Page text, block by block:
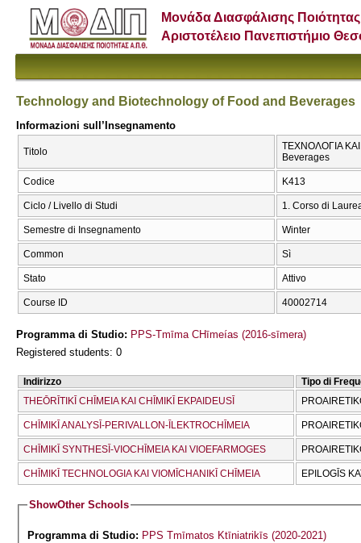
Μονάδα Διασφάλισης Ποιότητας
Αριστοτέλειο Πανεπιστήμιο
Technology and Biotechnology of Food and Beverages
Informazioni sull’Insegnamento
Titolo
ΤΕΧΝΟΛΟΓΙΑ
Beverages
Codice Κ413
Ciclo / Livello di Studi 1. Corso di
Semestre di Insegnamento Winter
Common Sì
Stato Attivo
Course ID 40002714
Programma di Studio: PPS-Tmīma CΗīmeías (2016-sīmera)
Registered students: 0
Indirizzo
Tipo di
THEŌRĪTIKĪ CΗĪMEIA KAI CΗĪMIKĪ EKPAIDEUSĪ
CΗĪMIKĪ ANALYSĪ-PERIVALLON-ĪLEKTROCΗĪMEIA
CΗĪMIKĪ SYNTHESĪ-VIOCΗĪMEIA KAI VIOEFARMOGES
CΗĪMIKĪ TECΗNOLOGIA KAI VIOMĪCΗANIKĪ CΗĪMEIA EPILOGĪS
ShowOther Schools
Programma di Studio: PPS Tmīmatos Ktīniatrikīs (2020-2021)